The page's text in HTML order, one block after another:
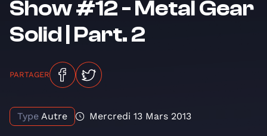
Show #12 - Metal Gear
Solid | Part. 2
PARTAGER
Type Autre Mercredi 13 Mars 2013